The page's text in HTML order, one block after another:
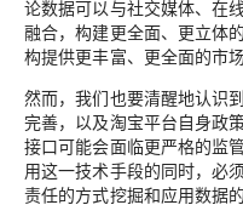
论数据可以与社交媒体、在
融合，构建更全面、更立体
构提供更丰富、更全面的市场
然而，我们也要清醒地认识
完善，以及淘宝平台自身政
接口可能会面临更严格的监
用这一技术手段的同时，必
责任的方式挖掘和应用数据的